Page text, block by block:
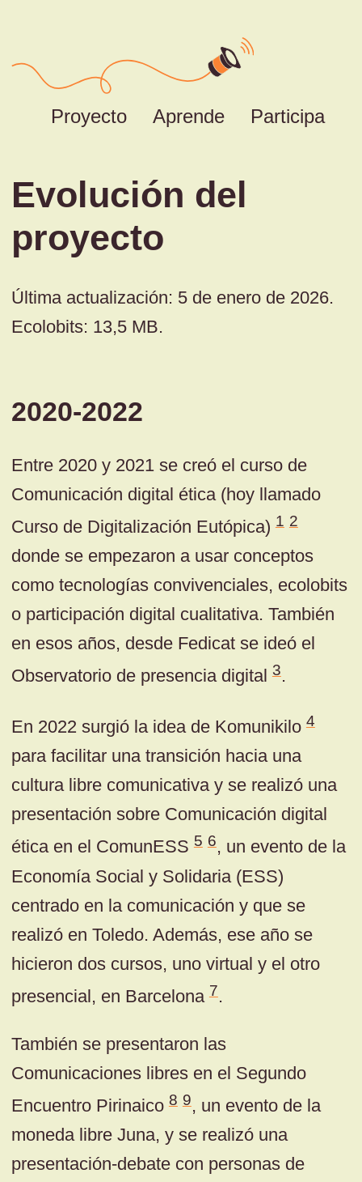
Proyecto Aprende Participa
Evolución del
proyecto
Última actualización: 5 de enero de 2026.
Ecolobits: 13,5 MB.
2020-2022
Entre 2020 y 2021 se creó el curso de
Comunicación digital ética (hoy llamado
Curso de Digitalización Eutópica) 1 2
donde se empezaron a usar conceptos
como tecnologías convivenciales, ecolobits
o participación digital cualitativa. También
en esos años, desde Fedicat se ideó el
Observatorio de presencia digital 3.
En 2022 surgió la idea de Komunikilo 4
para facilitar una transición hacia una
cultura libre comunicativa y se realizó una
presentación sobre Comunicación digital
ética en el ComunESS 5 6, un evento de la
Economía Social y Solidaria (ESS)
centrado en la comunicación y que se
realizó en Toledo. Además, ese año se
hicieron dos cursos, uno virtual y el otro
presencial, en Barcelona 7.
También se presentaron las
Comunicaciones libres en el Segundo
Encuentro Pirinaico 8 9, un evento de la
moneda libre Juna, y se realizó una
presentación-debate con personas de